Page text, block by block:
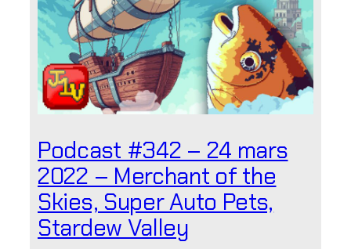
Podcast #342 – 24 mars
2022 – Merchant of the
Skies, Super Auto Pets,
Stardew Valley